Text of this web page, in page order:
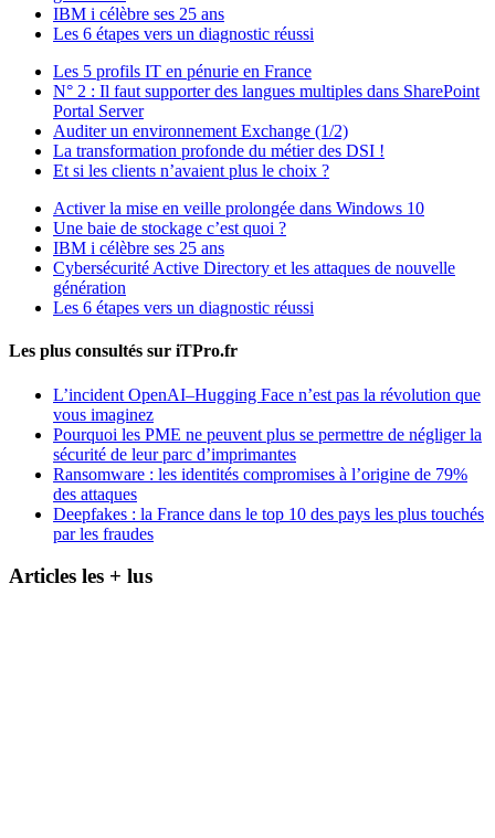
IBM i célèbre ses 25 ans
Les 6 étapes vers un diagnostic réussi
Les 5 profils IT en pénurie en France
N° 2 : Il faut supporter des langues multiples dans SharePoint
Portal Server
Auditer un environnement Exchange (1/2)
La transformation profonde du métier des DSI !
Et si les clients n’avaient plus le choix ?
Activer la mise en veille prolongée dans Windows 10
Une baie de stockage c’est quoi ?
IBM i célèbre ses 25 ans
Cybersécurité Active Directory et les attaques de nouvelle
génération
Les 6 étapes vers un diagnostic réussi
Les plus consultés sur iTPro.fr
L’incident OpenAI–Hugging Face n’est pas la révolution que
vous imaginez
Pourquoi les PME ne peuvent plus se permettre de négliger la
sécurité de leur parc d’imprimantes
Ransomware : les identités compromises à l’origine de 79%
des attaques
Deepfakes : la France dans le top 10 des pays les plus touchés
par les fraudes
Articles les + lus